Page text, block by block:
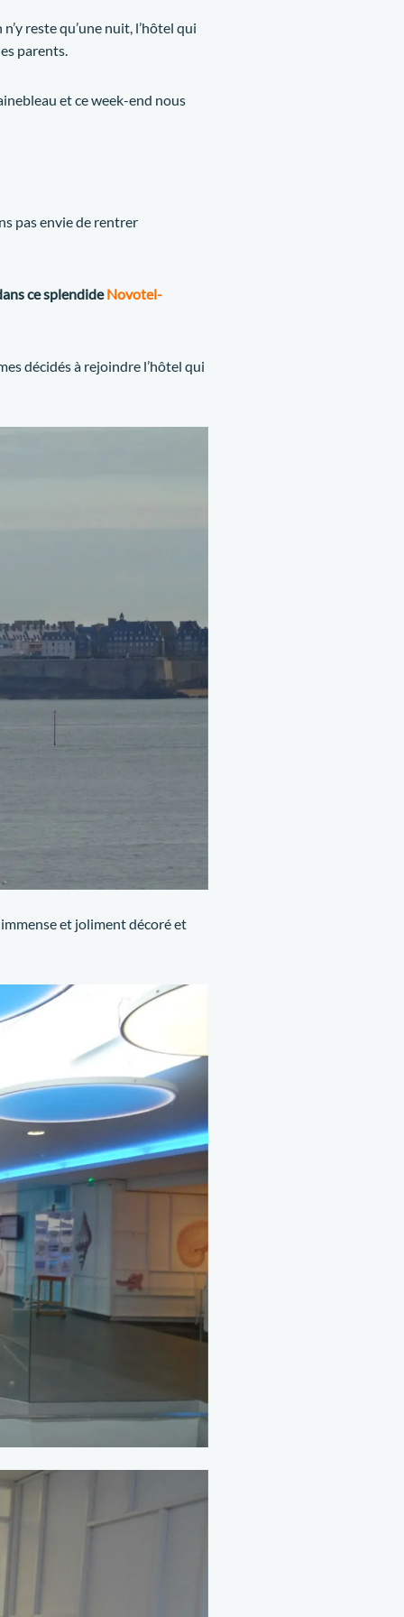
reste qu’une nuit, l’hôtel qui
parents.
et ce week-end nous
pas envie de rentrer
ce splendideNovotel-
décidés à rejoindre l’hôtel qui
et joliment décoré et